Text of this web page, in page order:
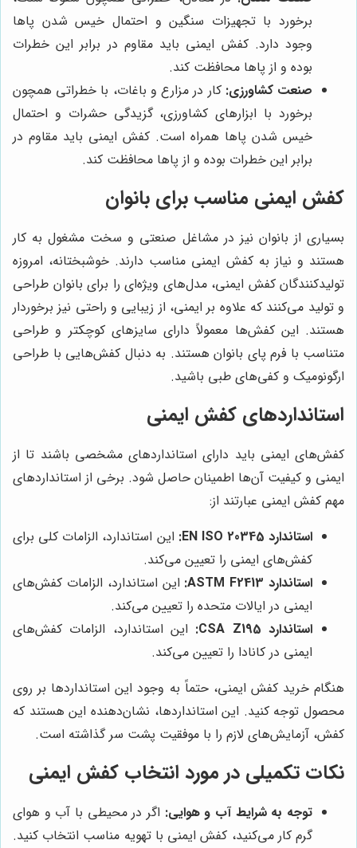
برخورد با تجهیزات سنگین و احتمال خیس شدن پاها
وجود دارد. کفش ایمنی باید مقاوم در برابر این خطرات
بوده و از پاها محافظت کند.
صنعت کشاورزی: کار در مزارع و باغات، با خطراتی همچون
برخورد با ابزارهای کشاورزی، گزیدگی حشرات و احتمال
خیس شدن پاها همراه است. کفش ایمنی باید مقاوم در
برابر این خطرات بوده و از پاها محافظت کند.
کفش ایمنی مناسب برای بانوان
بسیاری از بانوان نیز در مشاغل صنعتی و سخت مشغول به کار
هستند و نیاز به کفش ایمنی مناسب دارند. خوشبختانه، امروزه
تولیدکنندگان کفش ایمنی، مدل‌های ویژه‌ای را برای بانوان طراحی
و تولید می‌کنند که علاوه بر ایمنی، از زیبایی و راحتی نیز برخوردار
هستند. این کفش‌ها معمولاً دارای سایزهای کوچکتر و طراحی
متناسب با فرم پای بانوان هستند. به دنبال کفش‌هایی با طراحی
ارگونومیک و کفی‌های طبی باشید.
استانداردهای کفش ایمنی
کفش‌های ایمنی باید دارای استانداردهای مشخصی باشند تا از
ایمنی و کیفیت آن‌ها اطمینان حاصل شود. برخی از استانداردهای
مهم کفش ایمنی عبارتند از:
استاندارد EN ISO 20345:
این استاندارد، الزامات کلی برای
کفش‌های ایمنی را تعیین می‌کند.
استاندارد ASTM F2413:
این استاندارد، الزامات کفش‌های
ایمنی در ایالات متحده را تعیین می‌کند.
استاندارد CSA Z195:
این استاندارد، الزامات کفش‌های
ایمنی در کانادا را تعیین می‌کند.
هنگام خرید کفش ایمنی، حتماً به وجود این استانداردها بر روی
محصول توجه کنید. این استانداردها، نشان‌دهنده این هستند که
کفش، آزمایش‌های لازم را با موفقیت پشت سر گذاشته است.
نکات تکمیلی در مورد انتخاب کفش ایمنی
توجه به شرایط آب و هوایی: اگر در محیطی با آب و هوای
گرم کار می‌کنید، کفش ایمنی با تهویه مناسب انتخاب کنید.